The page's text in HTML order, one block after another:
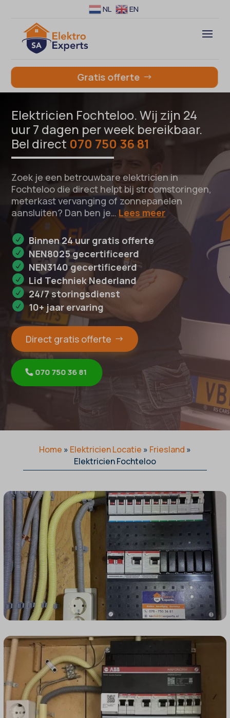
NL EN
Gratis offerte
Elektricien Fochteloo. Wij zijn 24
uur 7 dagen per week bereikbaar.
Bel direct 070 750 36 81
Zoek je een betrouwbare elektricien in
Fochteloo die direct helpt bij stroomstoringen,
meterkast vervanging of zonnepanelen
aansluiten? Dan ben je… Lees meer
Binnen 24 uur gratis offerte
NEN8025 gecertificeerd
NEN3140 gecertificeerd
Lid Techniek Nederland
24/7 storingsdienst
10+ jaar ervaring
Direct gratis offerte
070 750 36 81
Home » Elektricien Locatie » Friesland »
Elektricien Fochteloo